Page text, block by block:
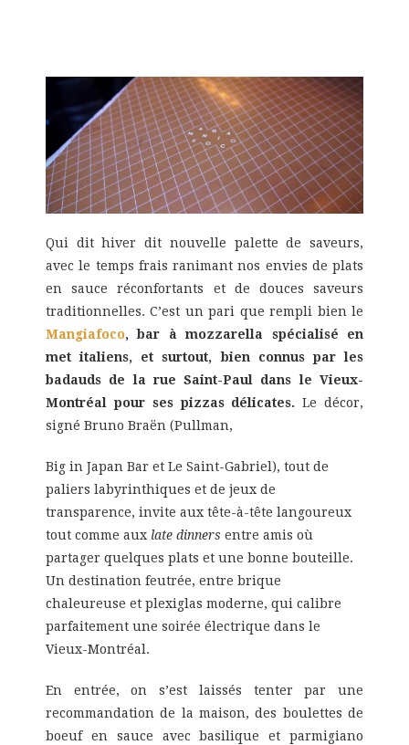
Qui dit hiver dit nouvelle palette de saveurs,
avec le temps frais ranimant nos envies de plats
en sauce réconfortants et de douces saveurs
traditionnelles. C’est un pari que rempli bien le
Mangiafoco, bar à mozzarella spécialisé en
met italiens, et surtout, bien connus par les
badauds de la rue Saint-Paul dans le Vieux-
Montréal pour ses pizzas délicates. Le décor,
signé Bruno Braën (Pullman,
Big in Japan Bar et Le Saint-Gabriel), tout de
paliers labyrinthiques et de jeux de
transparence, invite aux tête-à-tête langoureux
tout comme aux late dinners entre amis où
partager quelques plats et une bonne bouteille.
Un destination feutrée, entre brique
chaleureuse et plexiglas moderne, qui calibre
parfaitement une soirée électrique dans le
Vieux-Montréal.
En entrée, on s’est laissés tenter par une
recommandation de la maison, des boulettes de
boeuf en sauce avec basilique et parmigiano